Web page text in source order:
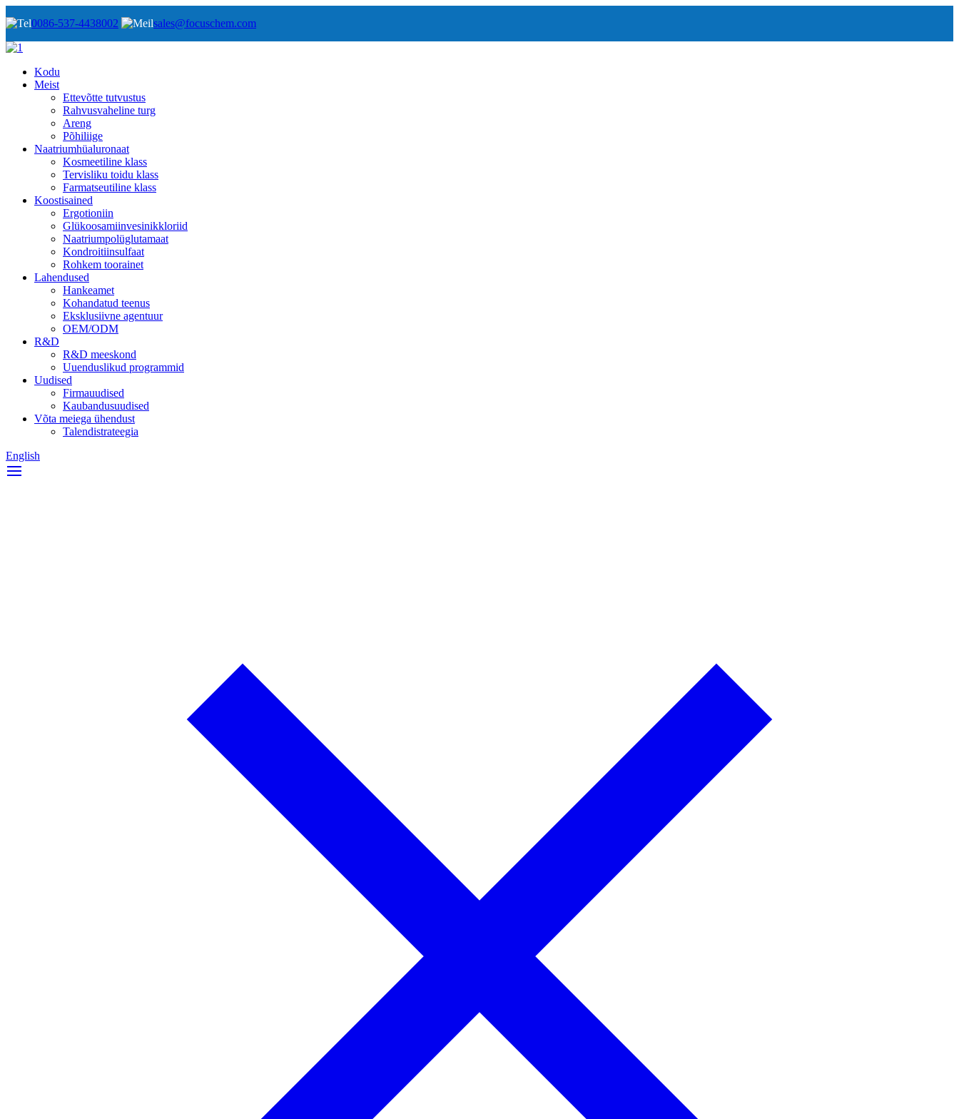
0086-537-4438002 sales@focuschem.com
Kodu
Meist
Ettevõtte tutvustus
Rahvusvaheline turg
Areng
Põhiliige
Naatriumhüaluronaat
Kosmeetiline klass
Tervisliku toidu klass
Farmatseutiline klass
Koostisained
Ergotioniin
Glükoosamiinvesinikkloriid
Naatriumpolüglutamaat
Kondroitiinsulfaat
Rohkem toorainet
Lahendused
Hankeamet
Kohandatud teenus
Eksklusiivne agentuur
OEM/ODM
R&D
R&D meeskond
Uuenduslikud programmid
Uudised
Firmauudised
Kaubandusuudised
Võta meiega ühendust
Talendistrateegia
English